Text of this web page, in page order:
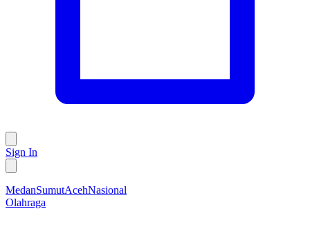
Sign In
MedanSumutAcehNasional
Olahraga